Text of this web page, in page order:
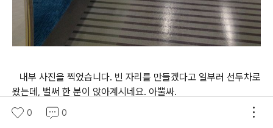
내부 사진을 찍었습니다. 빈 자리를 만들겠다고 일부러 선두차로
왔는데, 벌써 한 분이 앉아계시네요. 아뿔싸.
0 0